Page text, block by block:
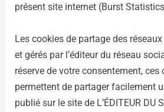
présent site internet (Burst
Les cookies de partage des
et gérés par l’éditeur du réseau
réserve de votre consentement, ces
permettent de partager facilement
publié sur le site de L’ÉDITEUR DU